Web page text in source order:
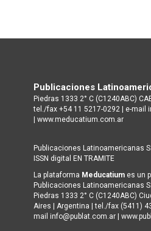
Publicaciones
Piedras 1333 2° C (C1240ABC)
tel./fax +54 11 5217-0292 | e-mail
| www.meducatium.com.ar
Publicaciones Latinoamericanas
ISSN digital EN TRAMITE
La plataforma Meducatium es un
Publicaciones Latinoamericanas
Piedras 1333 2° C (C1240ABC)
Aires | Argentina | tel./fax (5411)
mail info@publat.com.ar |